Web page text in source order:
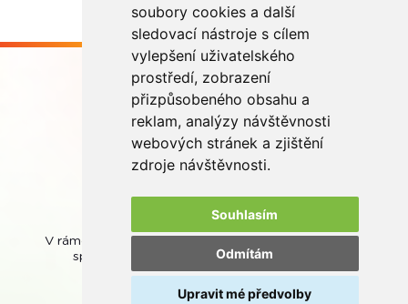
soubory cookies a další
sledovací nástroje s cílem
vylepšení uživatelského
prostředí, zobrazení
přizpůsobeného obsahu a
reklam, analýzy návštěvnosti
webových stránek a zjištění
zdroje návštěvnosti.
Souhlasím
Odmítám
Upravit mé předvolby
Buďme ve spojení
© REMA Systém Nastavení cookies
V rámci zpětného odběru odpadních přenosných baterií
spolupracujeme se společnostíREMA Battery